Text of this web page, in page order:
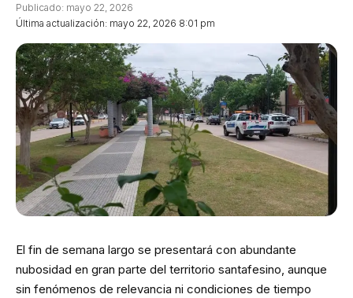
Última actualización: mayo 22, 2026 8:01 pm
Publicado: mayo 22, 2026
El fin de semana largo se presentará con abundante
nubosidad en gran parte del territorio santafesino, aunque
sin fenómenos de relevancia ni condiciones de tiempo